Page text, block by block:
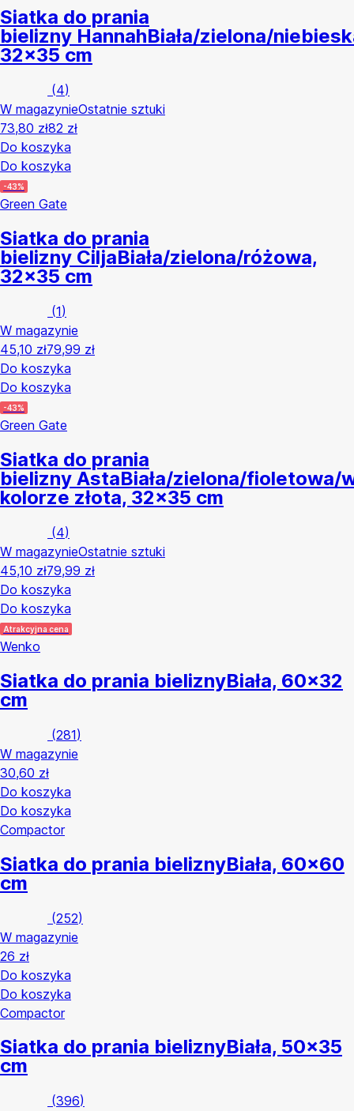
Siatka do prania
bielizny HannahBiała/zielona/
32x35 cm
(4)
W magazynieOstatnie sztuki
73,80 zł82 zł
Do koszyka
Do koszyka
-43%
Green Gate
Siatka do prania
bielizny CiljaBiała/zielona/różowa,
32x35 cm
(1)
W magazynie
45,10 zł79,99 zł
Do koszyka
Do koszyka
-43%
Green Gate
Siatka do prania
bielizny AstaBiała/zielona/fioletowa/
kolorze złota, 32x35 cm
(4)
W magazynieOstatnie sztuki
45,10 zł79,99 zł
Do koszyka
Do koszyka
Atrakcyjna cena
Wenko
Siatka do prania bieliznyBiała, 60x32
cm
(281)
W magazynie
30,60 zł
Do koszyka
Do koszyka
Compactor
Siatka do prania bieliznyBiała, 60x60
cm
(252)
W magazynie
26 zł
Do koszyka
Do koszyka
Compactor
Siatka do prania bieliznyBiała, 50x35
cm
(396)